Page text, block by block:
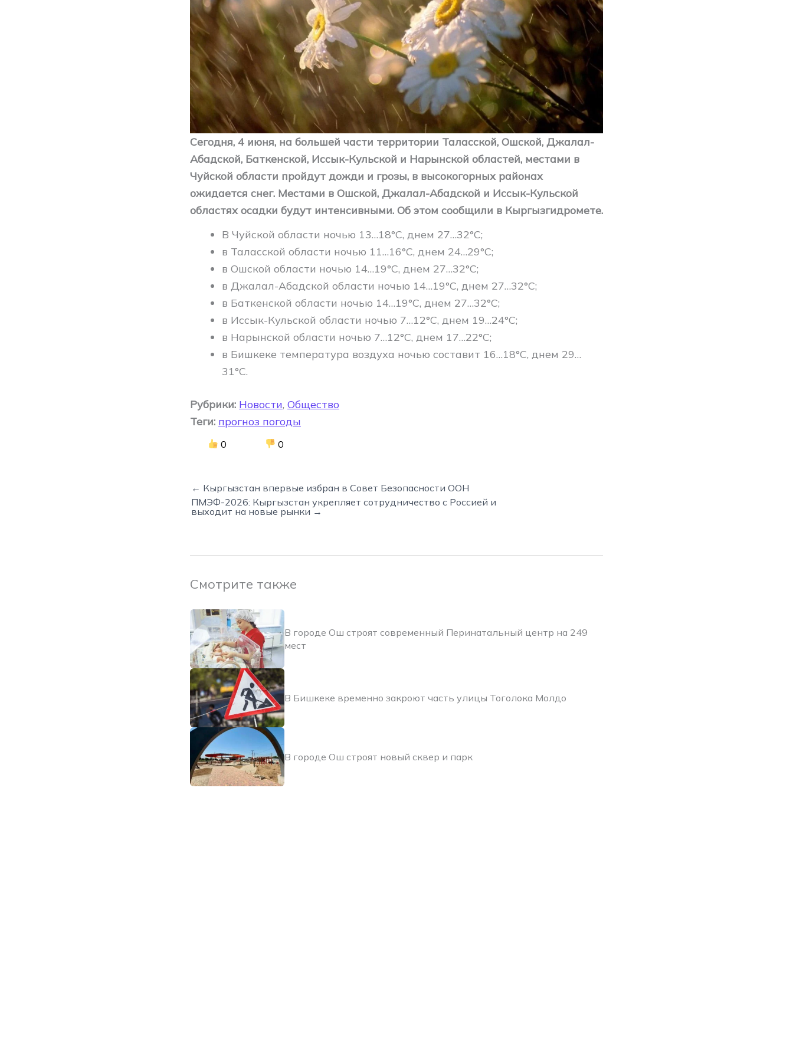
Сегодня, 4 июня, на большей части территории Таласской, Ошской, Джалал-
Абадской, Баткенской, Иссык-Кульской и Нарынской областей, местами в
Чуйской области пройдут дожди и грозы, в высокогорных районах
ожидается снег. Местами в Ошской, Джалал-Абадской и Иссык-Кульской
областях осадки будут интенсивными. Об этом сообщили в Кыргызгидромете.
В Чуйской области ночью 13…18°C, днем 27…32°C;
в Таласской области ночью 11…16°C, днем 24…29°C;
в Ошской области ночью 14…19°C, днем 27…32°C;
в Джалал-Абадской области ночью 14…19°C, днем 27…32°C;
в Баткенской области ночью 14…19°C, днем 27…32°C;
в Иссык-Кульской области ночью 7…12°C, днем 19…24°C;
в Нарынской области ночью 7…12°C, днем 17…22°C;
в Бишкеке температура воздуха ночью составит 16…18°C, днем 29…
31°C.
Рубрики: Новости, Общество
Теги: прогноз погоды
0 0
← Кыргызстан впервые избран в Совет Безопасности ООН
ПМЭФ-2026: Кыргызстан укрепляет сотрудничество с Россией и
выходит на новые рынки →
Смотрите также
В городе Ош строят современный Перинатальный центр на 249
мест
В Бишкеке временно закроют часть улицы Тоголока Молдо
В городе Ош строят новый сквер и парк